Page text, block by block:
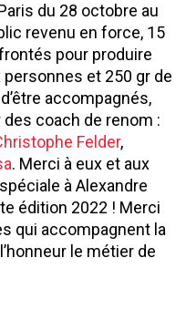
du 28 octobre au
revenu en force, 15
pour produire
et 250 gr de
accompagnés,
coach de renom :
Felder,
. Merci à eux et aux
à Alexandre
édition 2022 ! Merci
qui accompagnent la
le métier de